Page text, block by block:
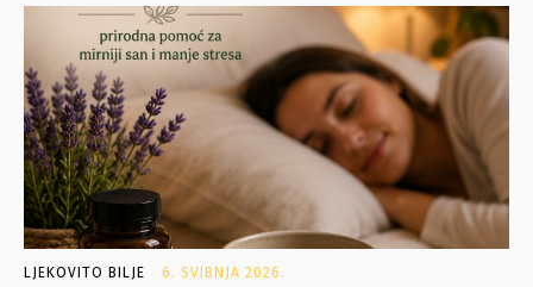
LJEKOVITO BILJE 6. SVIBNJA 2026.